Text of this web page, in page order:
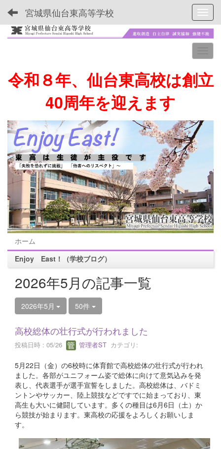
宮城県仙台東高等学校
令和８年、仙台東高校は創立
40周年を迎えます
ホーム
Enjoy East！（学校ブログ）
2026年5月の記事一覧
2026年5月 50件
高校総体の壮行式が行われました
投稿日時 : 05/26 管理者ST カテゴリ:
5月22日（金）の6校時に体育館で高校総体の壮行式が行われ
ました。各部がユニフォーム姿で総体に向けて意気込みを発
表し、代表選手が選手宣誓をしました。高校総体は、バドミ
ントンやサッカー、陸上競技などですでに始まっており、東
高生も大いに健闘しています。多くの種目は6月6日（土）か
ら競技が始まります。東高校の応援をよろしくお願いしま
す。